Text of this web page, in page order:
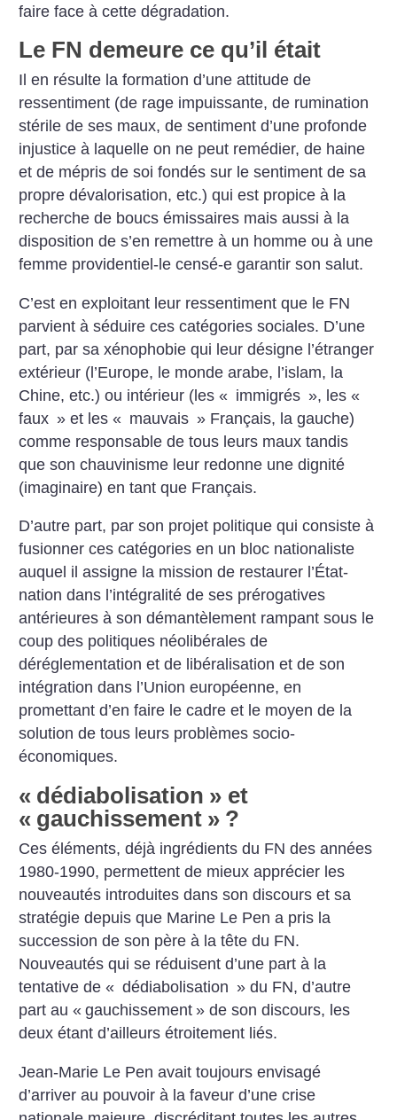
faire face à cette dégradation.
Le FN demeure ce qu’il était
Il en résulte la formation d’une attitude de
ressentiment (de rage impuissante, de rumination
stérile de ses maux, de sentiment d’une profonde
injustice à laquelle on ne peut remédier, de haine
et de mépris de soi fondés sur le sentiment de sa
propre dévalorisation, etc.) qui est propice à la
recherche de boucs émissaires mais aussi à la
disposition de s’en remettre à un homme ou à une
femme providentiel-le censé-e garantir son salut.
C’est en exploitant leur ressentiment que le FN
parvient à séduire ces catégories sociales. D’une
part, par sa xénophobie qui leur désigne l’étranger
extérieur (l’Europe, le monde arabe, l’islam, la
Chine, etc.) ou intérieur (les « immigrés », les «
faux » et les « mauvais » Français, la gauche)
comme responsable de tous leurs maux tandis
que son chauvinisme leur redonne une dignité
(imaginaire) en tant que Français.
D’autre part, par son projet politique qui consiste à
fusionner ces catégories en un bloc nationaliste
auquel il assigne la mission de restaurer l’État-
nation dans l’intégralité de ses prérogatives
antérieures à son démantèlement rampant sous le
coup des politiques néolibérales de
déréglementation et de libéralisation et de son
intégration dans l’Union européenne, en
promettant d’en faire le cadre et le moyen de la
solution de tous leurs problèmes socio-
économiques.
« dédiabolisation » et
« gauchissement » ?
Ces éléments, déjà ingrédients du FN des années
1980-1990, permettent de mieux apprécier les
nouveautés introduites dans son discours et sa
stratégie depuis que Marine Le Pen a pris la
succession de son père à la tête du FN.
Nouveautés qui se réduisent d’une part à la
tentative de « dédiabolisation » du FN, d’autre
part au « gauchissement » de son discours, les
deux étant d’ailleurs étroitement liés.
Jean-Marie Le Pen avait toujours envisagé
d’arriver au pouvoir à la faveur d’une crise